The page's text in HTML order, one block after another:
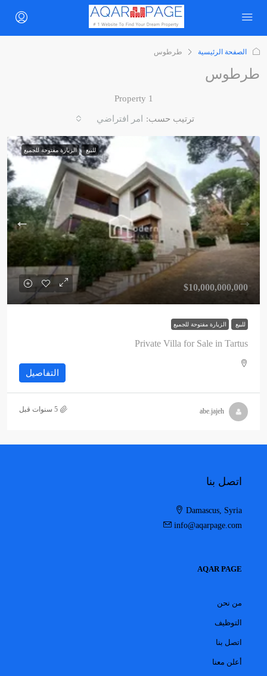
الصفحة الرئيسية طرطوس
طرطوس
1 Property
ترتيب حسب: امر افتراضي
للبيع الزيارة مفتوحة للجميع
$10,000,000,000
للبيع الزيارة مفتوحة للجميع
Private Villa for Sale in Tartus
التفاصيل
abe.jajeh
اتصل بنا
Damascus, Syria
info@aqarpage.com
AQAR PAGE
من نحن
التوظيف
اتصل بنا
أعلن معنا